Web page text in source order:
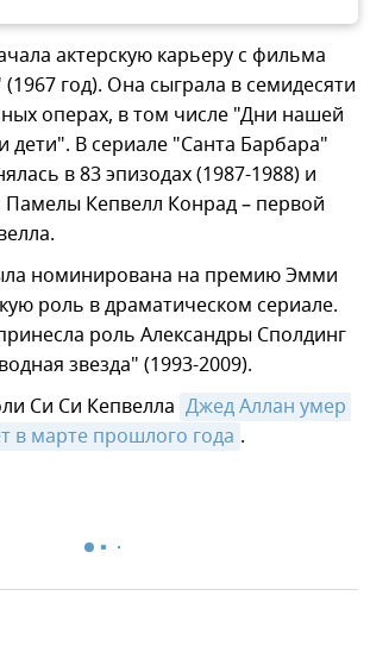
актерскую карьеру с фильма
год). Она сыграла в семидесяти
операх, в том числе "Дни нашей
дети". В сериале "Санта Барбара"
в 83 эпизодах (1987-1988) и
Кепвелл Конрад – первой
номинирована на премию Эмми
роль в драматическом сериале.
роль Александры Сполдинг
звезда" (1993-2009).
Си Си Кепвелла Джед Аллан умер
в марте прошлого года .